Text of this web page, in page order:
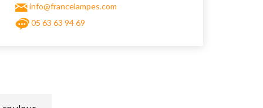
info@francelampes.com
05 63 63 94 69